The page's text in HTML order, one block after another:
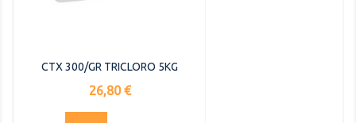
CTX 300/GR TRICLORO 5KG
Precio
26,80 €